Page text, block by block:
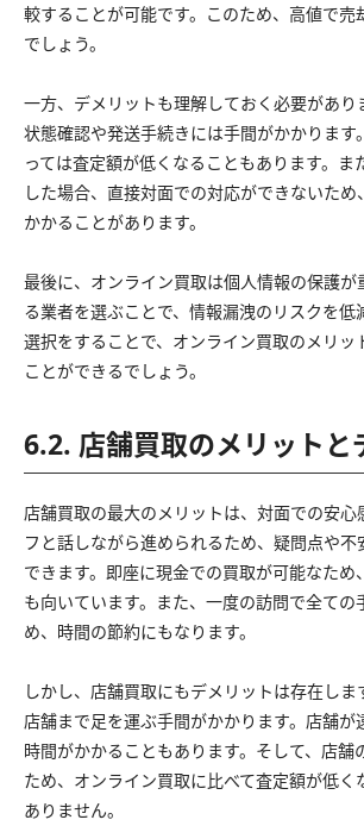
較することが可能です。このため、高値で売
でしょう。
一方、デメリットも理解しておく必要があり
状態確認や発送手続きには手間がかかります
っては査定額が低くなることもあります。ま
した場合、直接対面での対応ができないた
かかることがあります。
最後に、オンライン買取は個人情報の保護が
る業者を選ぶことで、情報漏洩のリスクを低
選択をすることで、オンライン買取のメリッ
ことができるでしょう。
6.2. 店舗買取のメリットと
店舗買取の最大のメリットは、対面での安心
フと話しながら進められるため、疑問点や不
できます。即座に現金での買取が可能なため
も向いています。また、一度の訪問で全ての
め、時間の節約にもなります。
しかし、店舗買取にもデメリットは存在しま
店舗まで足を運ぶ手間がかかります。店舗が
時間がかかることもあります。そして、店舗
ため、オンライン買取に比べて査定額が低く
ありません。